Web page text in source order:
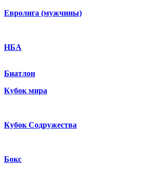
Евролига (мужчины)
НБА
Биатлон
Кубок мира
Кубок Содружества
Бокс